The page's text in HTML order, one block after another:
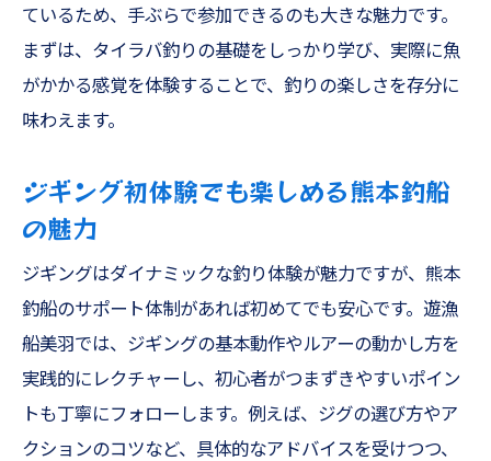
ているため、手ぶらで参加できるのも大きな魅力です。
まずは、タイラバ釣りの基礎をしっかり学び、実際に魚
がかかる感覚を体験することで、釣りの楽しさを存分に
味わえます。
ジギング初体験でも楽しめる熊本釣船
の魅力
ジギングはダイナミックな釣り体験が魅力ですが、熊本
釣船のサポート体制があれば初めてでも安心です。遊漁
船美羽では、ジギングの基本動作やルアーの動かし方を
実践的にレクチャーし、初心者がつまずきやすいポイン
トも丁寧にフォローします。例えば、ジグの選び方やア
クションのコツなど、具体的なアドバイスを受けつつ、